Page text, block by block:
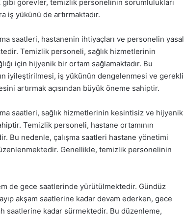
görevler, temizlik personelinin sorumlulukları
iş yükünü de artırmaktadır.
saatleri, hastanenin ihtiyaçları ve personelin yasal
Temizlik personeli, sağlık hizmetlerinin
için hijyenik bir ortam sağlamaktadır. Bu
iyileştirilmesi, iş yükünün dengelenmesi ve gerekli
artırmak açısından büyük öneme sahiptir.
saatleri, sağlık hizmetlerinin kesintisiz ve hijyenik
Temizlik personeli, hastane ortamının
Bu nedenle, çalışma saatleri hastane yönetimi
Genellikle, temizlik personelinin
de gece saatlerinde yürütülmektedir. Gündüz
akşam saatlerine kadar devam ederken, gece
saatlerine kadar sürmektedir. Bu düzenleme,